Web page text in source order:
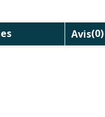
Avis(0)